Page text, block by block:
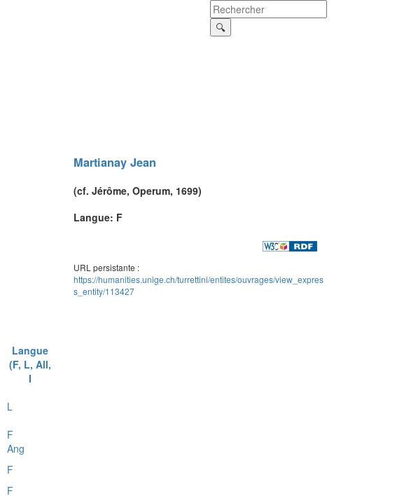
Langue
(F, L, All,
I
L
F
Ang
F
F
Martianay Jean
(cf. Jérôme, Operum, 1699)
Langue: F
URL persistante :
https://humanities.unige.ch/turrettini/entites/ouvrages/view_expres
s_entity/113427